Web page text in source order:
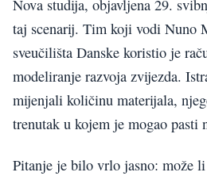
Nova studija, objavljena 29.
taj scenarij. Tim koji vodi Nuno
sveučilišta Danske koristio je
modeliranje razvoja zvijezda.
mijenjali količinu materijala,
trenutak u kojem je mogao pasti
Pitanje je bilo vrlo jasno: može